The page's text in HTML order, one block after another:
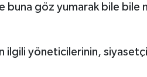
buna göz yumarak bile bile
ilgili yöneticilerinin,